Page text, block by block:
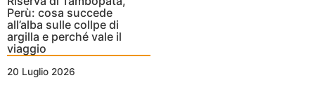
Perù: cosa succede
all’alba sulle collpe di
argilla e perché vale il
viaggio
20 Luglio 2026